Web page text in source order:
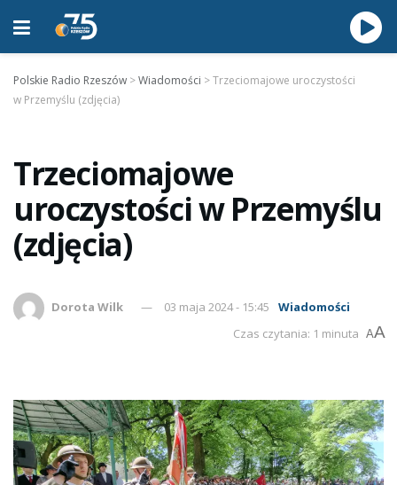
Polskie Radio Rzeszów >Wiadomości >Trzeciomajowe uroczystości
w Przemyślu (zdjęcia)
Trzeciomajowe
uroczystości w Przemyślu
(zdjęcia)
Dorota Wilk 03 maja 2024 - 15:45
Wiadomości
Czas czytania: 1 minuta AA